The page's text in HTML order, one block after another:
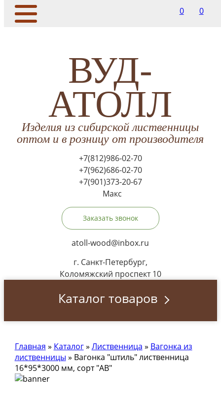
0 0
ВУД-
АТОЛЛ
Изделия из сибирской лиственницы
оптом и в розницу от производителя
+7(812)986-02-70
+7(962)686-02-70
+7(901)373-20-67
Макс
Заказать звонок
atoll-wood@inbox.ru
г. Санкт-Петербург,
Коломяжский проспект 10
Каталог товаров
Главная » Каталог» Лиственница » Вагонка из
лиственницы » Вагонка "штиль" лиственница
16*95*3000 мм, сорт "AB"